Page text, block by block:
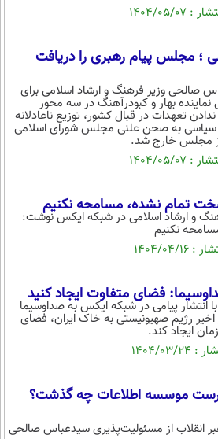
؛ مجلس پیام رهبری را دریافت
صالحی وزیر فرهنگ و ارشاد اسلامی برای
نماینده بهار و کبودرآهنگ در سه محور
تعهدات در قبال کشور، توزیع ناعادلانه
سیاسی به صحن علنی مجلس شورای اسلامی
مجلس خارج شد.
تمام نشده، مسامحه نکنیم
و ارشاد اسلامی در شبکه ایکس نوشت:
نکنیم
فضای متفاوت ایجاد کنید
انتشار پیامی در شبکه ایکس به صداوسیما
اخیر رژیم صهیونیستی به خاک ایران، فضای
ایجاد کند.
موسسه اطلاعات چه گذشت؟
انقلاب از مسئولیت‌پذیری سیدعباس صالحی